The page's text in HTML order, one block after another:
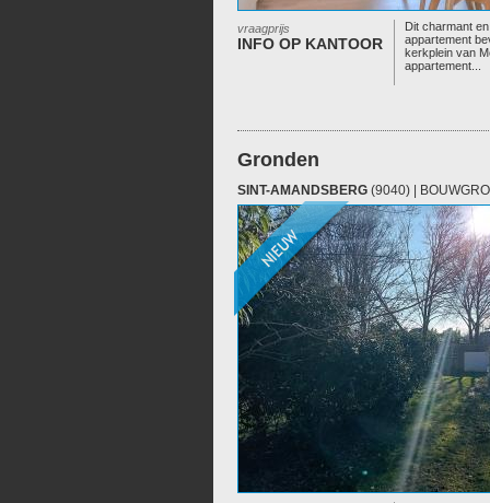
vraagprijs
INFO OP KANTOOR
Dit charmant
appartement
kerkplein van
appartement...
Gronden
SINT-AMANDSBERG (9040) |